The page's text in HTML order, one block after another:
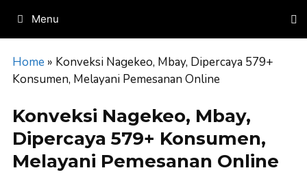
content
Menu
Home » Konveksi Nagekeo, Mbay, Dipercaya 579+
Konsumen, Melayani Pemesanan Online
Konveksi Nagekeo, Mbay,
Dipercaya 579+ Konsumen,
Melayani Pemesanan Online